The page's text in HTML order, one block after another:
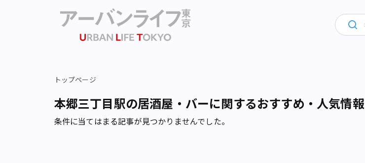
トップページ
本郷三丁目駅の居酒屋・バーに関するおすすめ・人気情報
条件に当てはまる記事が見つかりませんでした。